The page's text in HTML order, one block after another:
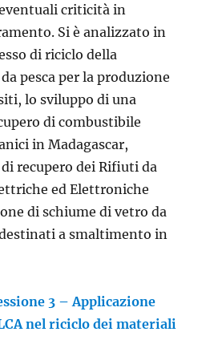
criticità in
Si è analizzato in
di riciclo della
pesca per la produzione
lo sviluppo di una
di combustibile
in Madagascar,
recupero dei Rifiuti da
ed Elettroniche
di schiume di vetro da
a smaltimento in
3 – Applicazione
nel riciclo dei materiali